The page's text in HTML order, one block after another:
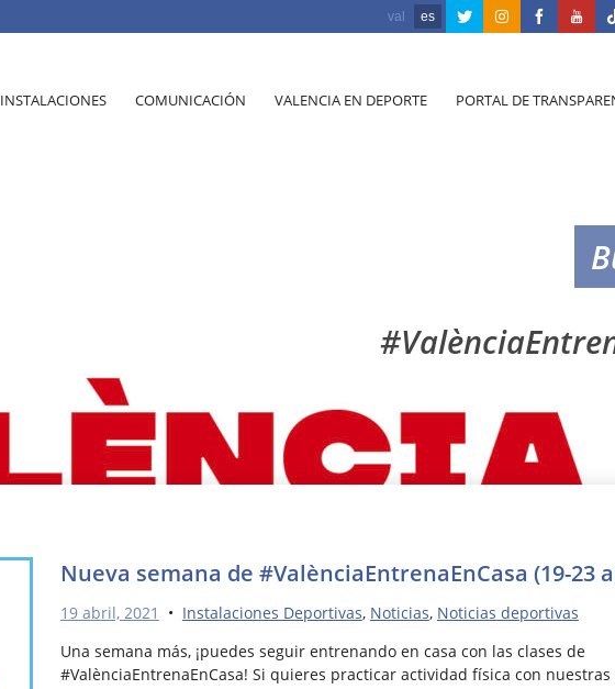
val es
INSTALACIONES COMUNICACIÓN VALENCIA EN DEPORTE PORTAL DE
Nueva semana de #ValènciaEntrenaEnCasa (19-23
19 abril, 2021 • Instalaciones Deportivas, Noticias, Noticias deportivas
Una semana más, ¡puedes seguir entrenando en casa con las clases de
#ValènciaEntrenaEnCasa! Si quieres practicar actividad física con